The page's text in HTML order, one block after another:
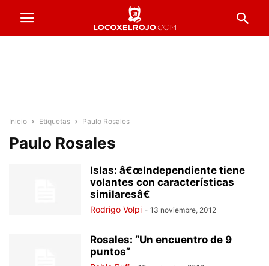
Inicio Etiquetas Paulo Rosales
Paulo Rosales
Islas: â€œIndependiente tiene
volantes con características
similaresâ€
Rodrigo Volpi - 13 noviembre, 2012
Rosales: “Un encuentro de 9
puntos”